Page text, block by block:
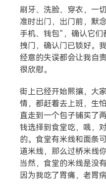
热门分类
生活
摄影
刷牙、洗脸、穿衣，一
准时出门，出门前，默
手机、钱包”，确认它
拽门，确认门已锁好。
经意的失误都会让我自
很欣慰。
街上已经开始熙攘，大
情，都赶着去上班，生
直走到一个包子铺买了
钱选择到食堂吃，哦，
的。食堂有米线和面条
道米线，那么过桥米线
当然，食堂的米线是没
因为我吃了胃痛，老胃